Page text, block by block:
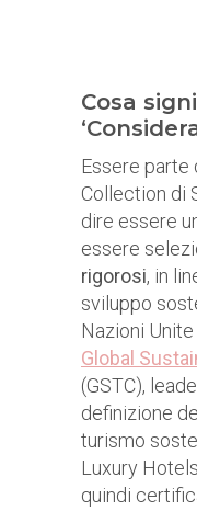
Cosa
Essere parte
Collection di
dire essere
essere
rigorosi, in
sviluppo
Nazioni
Global
(GSTC),
definizione
turismo
Luxury
quindi